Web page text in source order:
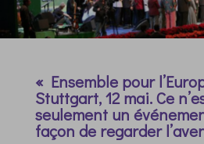
« Ensemble pour
Stuttgart, 12 mai. Ce
seulement un
façon de regarder